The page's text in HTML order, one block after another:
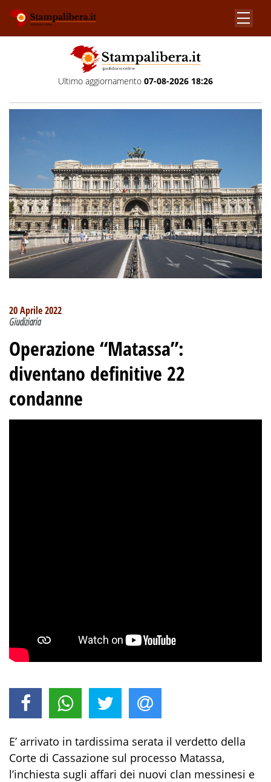
Ultimo aggiornamento 07-08-2026 18:26
20 Aprile 2022
Giudiziaria
Operazione “Matassa”:
diventano definitive 22
condanne
E’ arrivato in tardissima serata il verdetto della
Corte di Cassazione sul processo Matassa,
l’inchiesta sugli affari dei nuovi clan messinesi e